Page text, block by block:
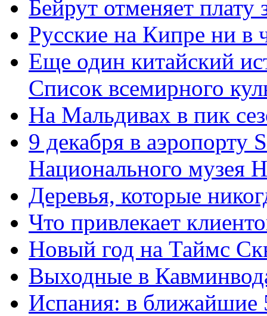
Бейрут отменяет плату
Русские на Кипре ни в
Еще один китайский
Список всемирного
На Мальдивах в пик
9 декабря в аэропорту
Национального музея
Деревья, которые
Что привлекает
Новый год на Таймс
Выходные в
Испания: в ближайшие